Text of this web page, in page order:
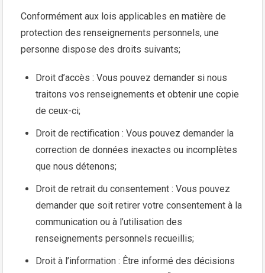
Conformément aux lois applicables en matière de
protection des renseignements personnels, une
personne dispose des droits suivants;
Droit d’accès : Vous pouvez demander si nous
traitons vos renseignements et obtenir une copie
de ceux-ci;
Droit de rectification : Vous pouvez demander la
correction de données inexactes ou incomplètes
que nous détenons;
Droit de retrait du consentement : Vous pouvez
demander que soit retirer votre consentement à la
communication ou à l’utilisation des
renseignements personnels recueillis;
Droit à l’information : Être informé des décisions